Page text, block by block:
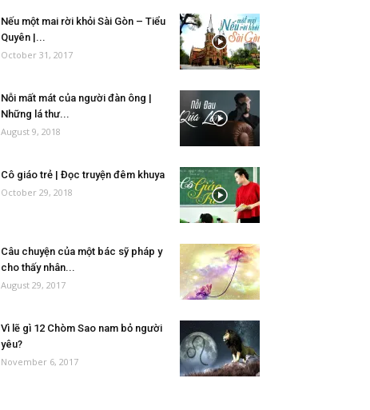
Nếu một mai rời khỏi Sài Gòn – Tiểu
Quyên |...
October 31, 2017
Nỗi mất mát của người đàn ông |
Những lá thư...
August 9, 2018
Cô giáo trẻ | Đọc truyện đêm khuya
October 29, 2018
Câu chuyện của một bác sỹ pháp y
cho thấy nhân...
August 29, 2017
Vì lẽ gì 12 Chòm Sao nam bỏ người
yêu?
November 6, 2017